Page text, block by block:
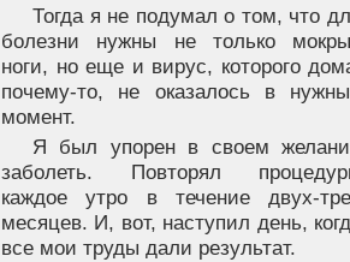
Тогда я не подумал о том, что
болезни нужны не только
ноги, но еще и вирус, которого
почему-то, не оказалось в
момент.
Я был упорен в своем
заболеть. Повторял
каждое утро в течение двух-
месяцев. И, вот, наступил день,
все мои труды дали результат.